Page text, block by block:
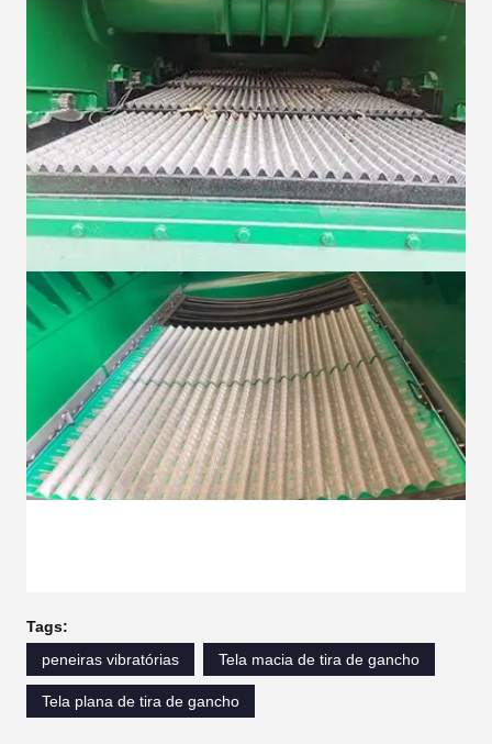
Tags:
peneiras vibratórias
Tela macia de tira de gancho
Tela plana de tira de gancho